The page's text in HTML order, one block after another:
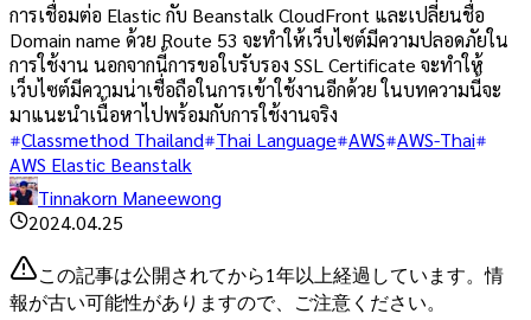
การเชื่อมต่อ Elastic กับ Beanstalk CloudFront และเปลี่ยนชื่อ
Domain name ด้วย Route 53 จะทำให้เว็บไซต์มีความปลอดภัยใน
การใช้งาน นอกจากนี้การขอใบรับรอง SSL Certificate จะทำให้
เว็บไซต์มีความน่าเชื่อถือในการเข้าใช้งานอีกด้วย ในบทความนี้จะ
มาแนะนำเนื้อหาไปพร้อมกับการใช้งานจริง
Classmethod Thailand Thai Language AWS AWS-Thai
AWS Elastic Beanstalk
Tinnakorn Maneewong
2024.04.25
この記事は公開されてから1年以上経過しています。情
報が古い可能性がありますので、ご注意ください。